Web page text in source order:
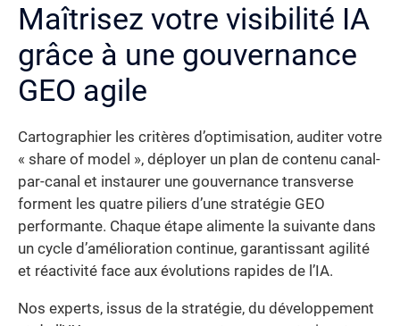
Maîtrisez votre visibilité IA
grâce à une gouvernance
GEO agile
Cartographier les critères d’optimisation, auditer votre
« share of model », déployer un plan de contenu canal-
par-canal et instaurer une gouvernance transverse
forment les quatre piliers d’une stratégie GEO
performante. Chaque étape alimente la suivante dans
un cycle d’amélioration continue, garantissant agilité
et réactivité face aux évolutions rapides de l’IA.
Nos experts, issus de la stratégie, du développement